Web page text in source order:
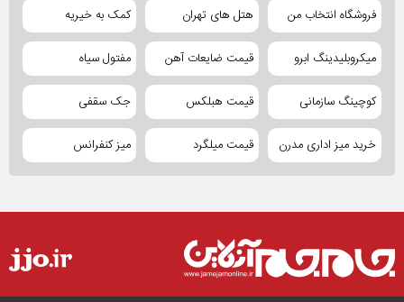
فروشگاه انتخاب من هتل های تهران کمک به خیریه
میکروبلیدینگ ابرو قیمت ضایعات آهن مفتول سیاه
کوچینگ سازمانی قیمت هبلکس جک سقفی
خرید میز اداری مدرن قیمت میلگرد میز کنفرانس